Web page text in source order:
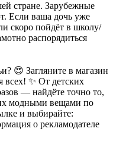
стране. Зарубежные
Если ваша дочь уже
скоро пойдёт в школу/
распорядиться
😍 Загляните в магазин
всех! ✨ От детских
— найдёте точно то,
модными вещами по
и выбирайте:
о рекламодателе